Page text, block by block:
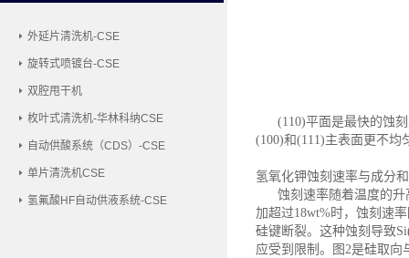
外延片清洗机-CSE
旋转式喷镀台-CSE
双腔甩干机
枚叶式清洗机-华林科纳CSE
自动供酸系统（CDS）-CSE
单片清洗机CSE
氢氟酸HF自动供液系统-CSE
(110)平面是最快的蚀刻
(100)和(111)主表面更不
氢氧化钾蚀刻速率与成分
蚀刻速率随着温度的升
加超过18wt%时，蚀刻速
硅键断裂。这种蚀刻导致
应受到限制。
图2是硅取向